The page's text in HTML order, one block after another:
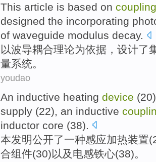
This article is based on coupling
designed the incorporating
of waveguide modulus decay.
以波导耦合理论为依据，设计了
量系统。
youdao
An inductive heating device (20
supply (22), an inductive
inductor core (38).
本发明公开了一种感应加热装置(
合组件(30)以及 电感铁心(38)。